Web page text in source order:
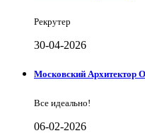
Рекрутер
30-04-2026
Московский Архитектор
Все идеально!
06-02-2026